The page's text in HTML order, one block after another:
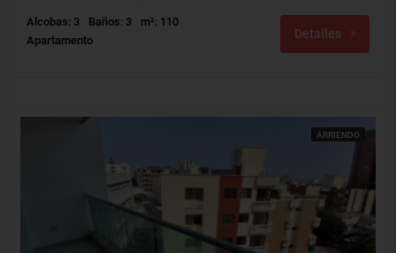
Alcobas: 3 Baños: 3
m²: 110
Apartamento
Detalles
ARRIENDO